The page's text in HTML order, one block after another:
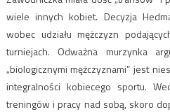
wiele innych kobiet. Decyzja
wobec udziału mężczyzn
turniejach. Odważna murzynka
„biologicznymi mężczyznami” jest
integralności kobiecego sportu.
treningów i pracy nad sobą, skoro